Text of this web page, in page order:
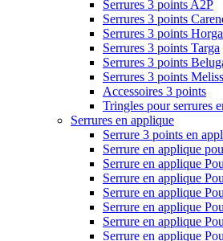
Serrures 3 points A2P
Serrures 3 points
Serrures 3 points Horga
Serrures 3 points Targa
Serrures 3 points
Serrures 3 points
Accessoires 3 points
Tringles pour serrures
Serrures en applique
Serrure 3 points en
Serrure en applique
Serrure en applique
Serrure en applique
Serrure en applique
Serrure en applique
Serrure en applique
Serrure en applique